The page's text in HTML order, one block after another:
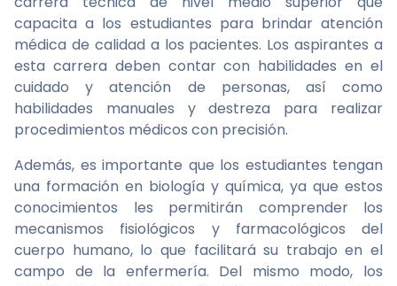
capacita a los estudiantes para brindar atención
médica de calidad a los pacientes. Los aspirantes a
esta carrera deben contar con habilidades en el
cuidado y atención de personas, así como
habilidades manuales y destreza para realizar
procedimientos médicos con precisión.
Además, es importante que los estudiantes tengan
una formación en biología y química, ya que estos
conocimientos les permitirán comprender los
mecanismos fisiológicos y farmacológicos del
cuerpo humano, lo que facilitará su trabajo en el
campo de la enfermería. Del mismo modo, los